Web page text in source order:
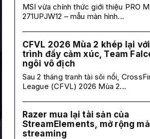
MSI vừa chính thức giới thiệu PRO
271UPJW12 – mẫu màn hình...
CFVL 2026 Mùa 2 khép lại
trình đầy cảm xúc, Team
ngôi vô địch
Sau 2 tháng tranh tài sôi nổi,
League (CFVL) 2026 Mùa 2...
Razer mua lại tài sản của
StreamElements, mở rộng
streaming